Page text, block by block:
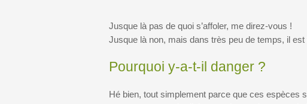
Jusque là pas de quoi s’affoler, me direz-vous !
Jusque là non, mais dans très peu de temps, il est
Pourquoi y-a-t-il danger ?
Hé bien, tout simplement parce que ces espèces